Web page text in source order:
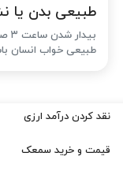
طبیعی بدن یا
طبیعی خواب انسان
نقد کردن درآمد ارزی
قیمت و خرید سمعک